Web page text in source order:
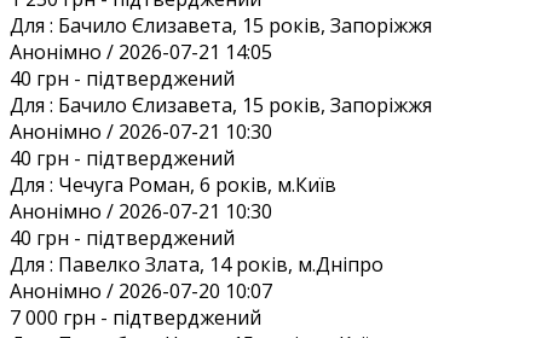
Для : Бачило Єлизавета, 15 років, Запоріжжя
Анонiмно / 2026-07-21 14:05
40 грн - підтверджений
Для : Бачило Єлизавета, 15 років, Запоріжжя
Анонiмно / 2026-07-21 10:30
40 грн - підтверджений
Для : Чечуга Роман, 6 років, м.Київ
Анонiмно / 2026-07-21 10:30
40 грн - підтверджений
Для : Павелко Злата, 14 років, м.Дніпро
Анонiмно / 2026-07-20 10:07
7 000 грн - підтверджений